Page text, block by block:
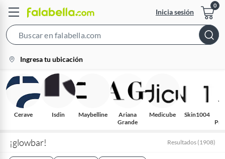
Inicia sesión
Bar
location-
icon
Ingresa tu ubicación
Cerave Isdin Maybelline
Ariana
Grande
Medicube Skin1004
¡glowbar! Resultados (1908)